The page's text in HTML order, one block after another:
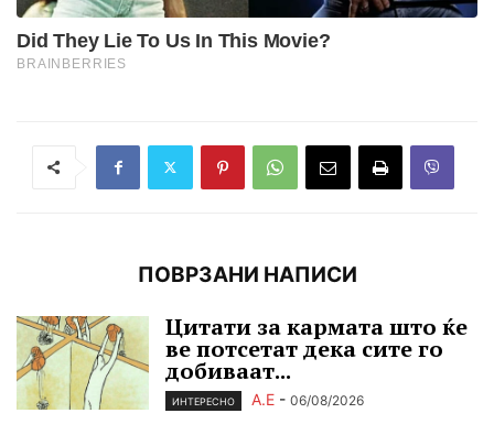
ПОВРЗАНИ НАПИСИ
Цитати за кармата што ќе
ве потсетат дека сите го
добиваат...
ИНТЕРЕСНО А.Е - 06/08/2026